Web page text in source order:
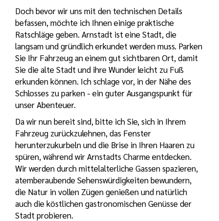
Doch bevor wir uns mit den technischen Details
befassen, möchte ich Ihnen einige praktische
Ratschläge geben. Arnstadt ist eine Stadt, die
langsam und gründlich erkundet werden muss. Parken
Sie Ihr Fahrzeug an einem gut sichtbaren Ort, damit
Sie die alte Stadt und ihre Wunder leicht zu Fuß
erkunden können. Ich schlage vor, in der Nähe des
Schlosses zu parken - ein guter Ausgangspunkt für
unser Abenteuer.
Da wir nun bereit sind, bitte ich Sie, sich in Ihrem
Fahrzeug zurückzulehnen, das Fenster
herunterzukurbeln und die Brise in Ihren Haaren zu
spüren, während wir Arnstadts Charme entdecken.
Wir werden durch mittelalterliche Gassen spazieren,
atemberaubende Sehenswürdigkeiten bewundern,
die Natur in vollen Zügen genießen und natürlich
auch die köstlichen gastronomischen Genüsse der
Stadt probieren.